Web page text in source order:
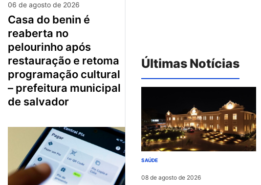
06 de agosto de 2026
casa do benin é
reaberta no
pelourinho após
restauração e retoma
programação cultural
– prefeitura municipal
de salvador
Últimas Notícias
SAÚDE
08 de agosto de 2026